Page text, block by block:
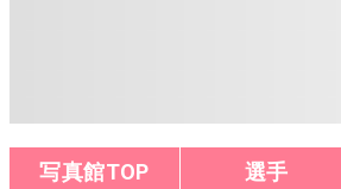
写真館TOP 選手